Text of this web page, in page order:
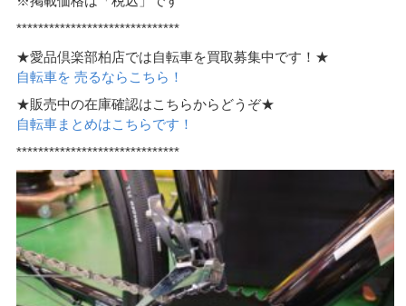
******************************
★愛品倶楽部柏店では自転車を買取募集中です！★
自転車を 売るならこちら！
★販売中の在庫確認はこちらからどうぞ★
自転車まとめはこちらです！
******************************